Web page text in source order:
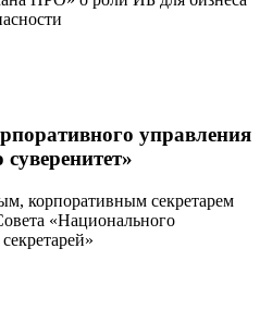
управления
корпоративным секретарем
«Национального